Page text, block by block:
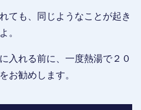
ても、同じようなことが起き
。
入れる前に、一度熱湯で２０
お勧めします。